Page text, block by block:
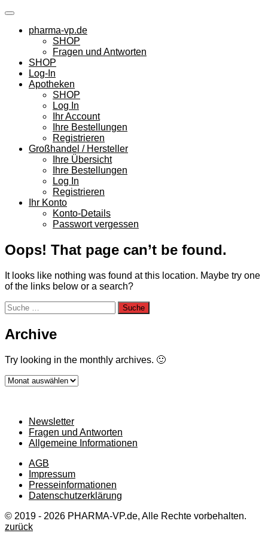
Skip
contentpharma-vp.de
SHOP
Fragen und Antworten
SHOP
Log-In
Apotheken
SHOP
Log In
Ihr Account
Ihre Bestellungen
Registrieren
Großhandel / Hersteller
Ihre Übersicht
Ihre Bestellungen
Log In
Registrieren
Ihr Konto
Konto-Details
Passwort vergessen
Oops! That page can’t be found.
It looks like nothing was found at this location. Maybe try one
of the links below or a search?
Suche
nach:
Archive
Try looking in the monthly archives. 🙂
Archive
Newsletter
Fragen und Antworten
Allgemeine Informationen
AGB
Impressum
Presseinformationen
Datenschutzerklärung
© 2019 - 2026 PHARMA-VP.de, Alle Rechte vorbehalten.
zurück